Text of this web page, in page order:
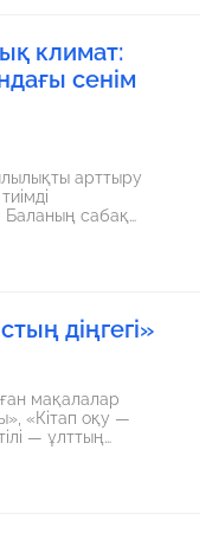
климат:
сенім
арттыру
негіздеу.
діңгегі»
мақалалар
«Кітап оқу —
— ұлттың
жасөспірімдерді